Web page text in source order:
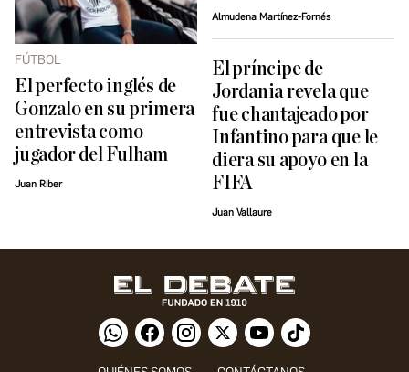
FÚTBOL
El perfecto inglés de
Gonzalo en su primera
entrevista como
jugador del Fulham
Juan Riber
Almudena Martínez-Fornés
El príncipe de
Jordania revela que
fue chantajeado por
Infantino para que le
diera su apoyo en la
FIFA
Juan Vallaure